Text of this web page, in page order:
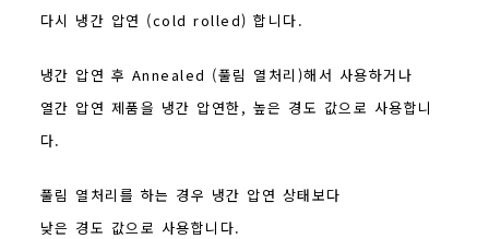
다시 냉간 압연 (cold rolled) 합니다.
냉간 압연 후 Annealed (풀림 열처리)해서 사용하거나
열간 압연 제품을 냉간 압연한, 높은 경도 값으로 사용합니
다.
풀림 열처리를 하는 경우 냉간 압연 상태보다
낮은 경도 값으로 사용합니다.